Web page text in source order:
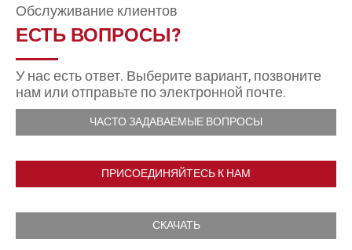
Обслуживание клиентов
ЕСТЬ ВОПРОСЫ?
У нас есть ответ. Выберите вариант, позвоните
нам или отправьте по электронной почте.
ЧАСТО ЗАДАВАЕМЫЕ ВОПРОСЫ
ПРИСОЕДИНЯЙТЕСЬ К НАМ
СКАЧАТЬ